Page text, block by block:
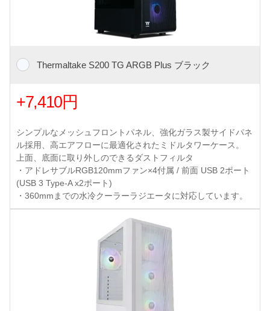
Thermaltake S200 TG ARGB Plus ブラック
+7,410円
シンプルなメッシュフロントパネル、強化ガラス製サイドパネ
ル採用、高エアフローに最適化されたミドルタワーケース。
上面、底面に取り外しのできるダストフィルタ
・アドレサブルRGB120mmファン×4付属 / 前面 USB 2ポート
(USB 3 Type-A x2ポート)
・360mmまでの水冷クーラーラジエータに対応しています。